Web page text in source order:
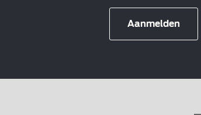
Aanmelden